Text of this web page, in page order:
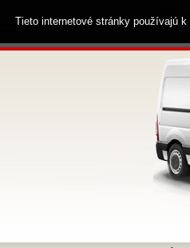
Tieto internetové stránky používajú